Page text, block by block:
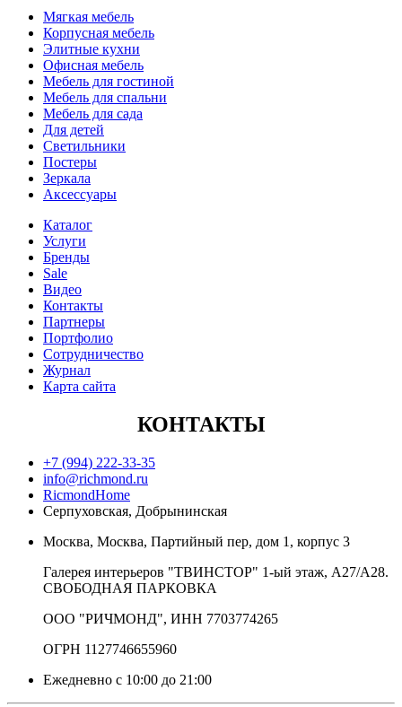
Мягкая мебель
Корпусная мебель
Элитные кухни
Офисная мебель
Мебель для гостиной
Мебель для спальни
Мебель для сада
Для детей
Светильники
Постеры
Зеркала
Аксессуары
Каталог
Услуги
Бренды
Sale
Видео
Контакты
Партнеры
Портфолио
Сотрудничество
Журнал
Карта сайта
КОНТАКТЫ
+7 (994) 222-33-35
info@richmond.ru
RicmondHome
Серпуховская, Добрынинская
Москва, Москва, Партийный пер, дом 1, корпус 3
Галерея интерьеров "ТВИНСТОР" 1-ый этаж, А27/А28.
СВОБОДНАЯ ПАРКОВКА
ООО "РИЧМОНД", ИНН 7703774265
ОГРН 1127746655960
Ежедневно с 10:00 до 21:00